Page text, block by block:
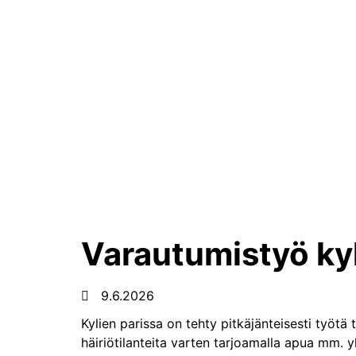
Varautumistyö
9.6.2026
Kylien parissa on tehty pitkäjänteisesti työtä
häiriötilanteita varten tarjoamalla apua mm.